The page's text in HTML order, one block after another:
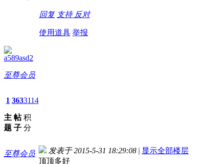
回复 支持 反对
使用道具 举报
a589asd2
至尊会员
1
主
题
363
帖
子
3114
积
分
至尊会员 发表于 2015-5-31 18:29:08 | 显示全部楼层
顶顶多好